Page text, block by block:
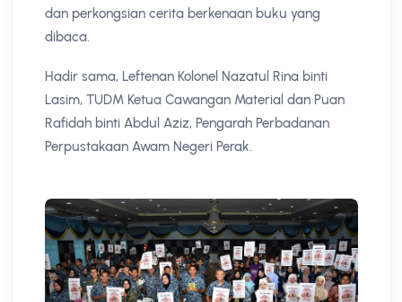
dan perkongsian cerita berkenaan buku yang
dibaca.
Hadir sama, Leftenan Kolonel Nazatul Rina binti
Lasim, TUDM Ketua Cawangan Material dan Puan
Rafidah binti Abdul Aziz, Pengarah Perbadanan
Perpustakaan Awam Negeri Perak.